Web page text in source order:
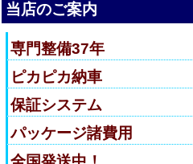
当店のご案内
専門整備37年
ピカピカ納車
保証システム
パッケージ諸費用